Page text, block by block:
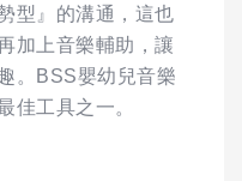
型』的溝通，這也
加上音樂輔助，讓
。BSS嬰幼兒音樂
佳工具之一。